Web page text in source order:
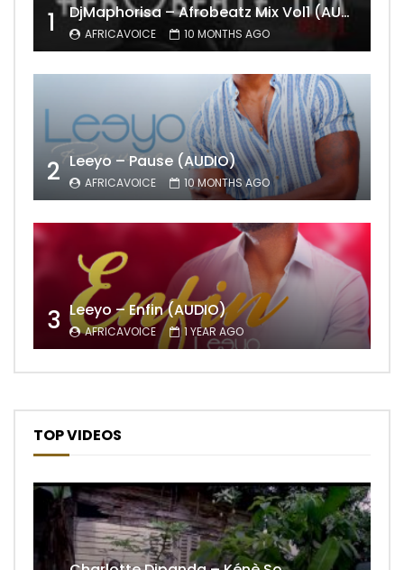
1 DjMaphorisa – Afrobeatz Mix Vol1 (AUDIO)
AFRICAVOICE 10 MONTHS AGO
2 Leeyo – Pause (AUDIO)
AFRICAVOICE 10 MONTHS AGO
3 Leeyo – Enfin (AUDIO)
AFRICAVOICE 1 YEAR AGO
TOP VIDEOS